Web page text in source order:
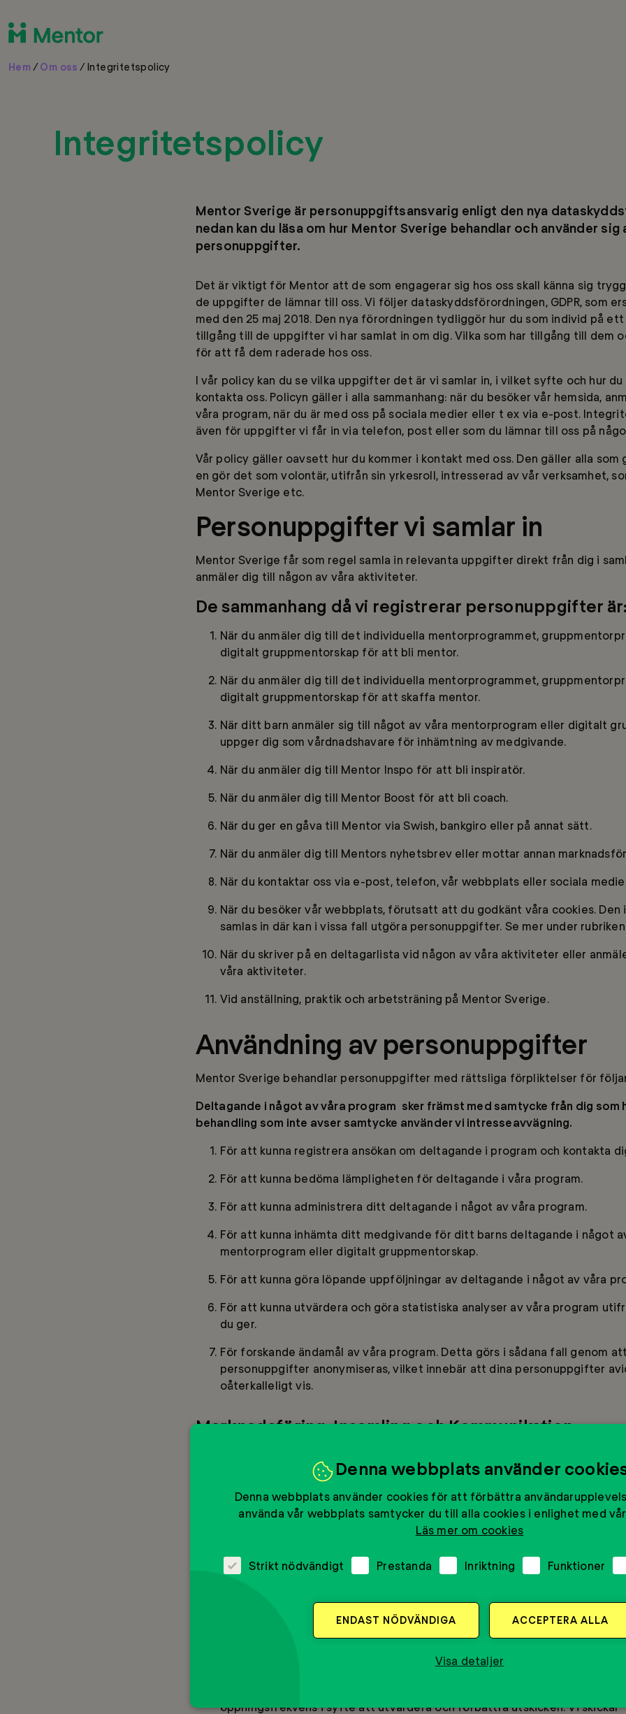
Hem /Om oss /Integritetspolicy
Integritetspolicy
Mentor Sverige är personuppgiftsansvarig enligt den nya
nedan kan du läsa om hur Mentor Sverige behandlar och använder sig
personuppgifter.
Det är viktigt för Mentor att de som engagerar sig hos oss skall känna sig
de uppgifter de lämnar till oss. Vi följer dataskyddsförordningen, GDPR, som
med den 25 maj 2018. Den nya förordningen tydliggör hur du som individ på
tillgång till de uppgifter vi har samlat in om dig. Vilka som har tillgång till dem
för att få dem raderade hos oss.
I vår policy kan du se vilka uppgifter det är vi samlar in, i vilket syfte och hur
kontakta oss. Policyn gäller i alla sammanhang: när du besöker vår hemsida,
våra program, när du är med oss på sociala medier eller t ex via e-post.
även för uppgifter vi får in via telefon, post eller som du lämnar till oss på
Vår policy gäller oavsett hur du kommer i kontakt med oss. Den gäller alla
en gör det som volontär, utifrån sin yrkesroll, intresserad av vår verksamhet,
Mentor Sverige etc.
Personuppgifter vi samlar in
Mentor Sverige får som regel samla in relevanta uppgifter direkt från dig i
anmäler dig till någon av våra aktiviteter.
De sammanhang då vi registrerar personuppgifter är:
När du anmäler dig till det individuella mentorprogrammet,
digitalt gruppmentorskap för att bli mentor.
När du anmäler dig till det individuella mentorprogrammet,
digitalt gruppmentorskap för att skaffa mentor.
När ditt barn anmäler sig till något av våra mentorprogram eller digitalt
uppger dig som vårdnadshavare för inhämtning av medgivande.
När du anmäler dig till Mentor Inspo för att bli inspiratör.
När du anmäler dig till Mentor Boost för att bli coach.
När du ger en gåva till Mentor via Swish, bankgiro eller på annat sätt.
När du anmäler dig till Mentors nyhetsbrev eller mottar annan
När du kontaktar oss via e-post, telefon, vår webbplats eller sociala
När du besöker vår webbplats, förutsatt att du godkänt våra cookies. Den
samlas in där kan i vissa fall utgöra personuppgifter. Se mer under rubriken
När du skriver på en deltagarlista vid någon av våra aktiviteter eller
våra aktiviteter.
Vid anställning, praktik och arbetsträning på Mentor Sverige.
Användning av personuppgifter
Mentor Sverige behandlar personuppgifter med rättsliga förpliktelser för
Deltagande i något av våra program sker främst med samtycke från dig som
behandling som inte avser samtycke använder vi intresseavvägning.
För att kunna registrera ansökan om deltagande i program och kontakta
För att kunna bedöma lämpligheten för deltagande i våra program.
För att kunna administrera ditt deltagande i något av våra program.
För att kunna inhämta ditt medgivande för ditt barns deltagande i något
mentorprogram eller digitalt gruppmentorskap.
För att kunna göra löpande uppföljningar av deltagande i något av våra
För att kunna utvärdera och göra statistiska analyser av våra program
du ger.
För forskande ändamål av våra program. Detta görs i sådana fall genom
personuppgifter anonymiseras, vilket innebär att dina personuppgifter
oåterkalleligt vis.
Marknadsföring, Insamling och Kommunikation
verksamhet mm lagras och analyseras samt ligger till grund för våra
karaktär.
För att kunna administrera givar-, volontär- och ungdomsprofiler,
För systemadministration och för att ta fram statistisk och data om våra
För att genom analys av ditt beteende på vår webbplats, i sociala och i
appar, utveckla, leverera och förbättra våra produkter och tjänster, det vill
och vägar du erbjuds att engagera dig i/stödja vår verksamhet och få del
öppningsfrekvens i syfte att utvärdera och förbättra utskicken. Vi skickar
Denna webbplats använder
Denna webbplats använder cookies för att förbättra
använda vår webbplats samtycker du till alla cookies i enlighet med
Läs mer om cookies
Strikt nödvändigt Prestanda Inriktning Funktioner
ACCEPTERA ALLA
ENDAST NÖDVÄNDIGA
Visa detaljer